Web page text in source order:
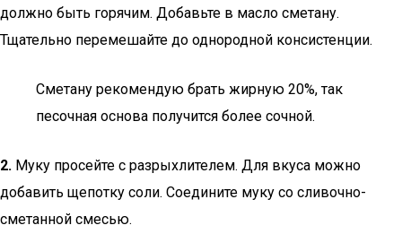
должно быть горячим. Добавьте в масло сметану.
Тщательно перемешайте до однородной консистенции.
Сметану рекомендую брать жирную 20%, так
песочная основа получится более сочной.
2. Муку просейте с разрыхлителем. Для вкуса можно
добавить щепотку соли. Соедините муку со сливочно-
сметанной смесью.